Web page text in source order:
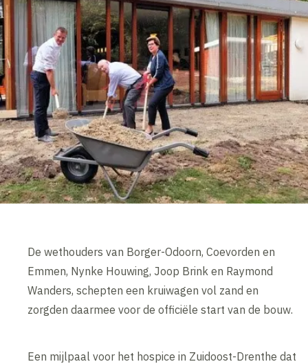
De wethouders van Borger-Odoorn, Coevorden en
Emmen, Nynke Houwing, Joop Brink en Raymond
Wanders, schepten een kruiwagen vol zand en
zorgden daarmee voor de officiële start van de bouw.
Een mijlpaal voor het hospice in Zuidoost-Drenthe dat